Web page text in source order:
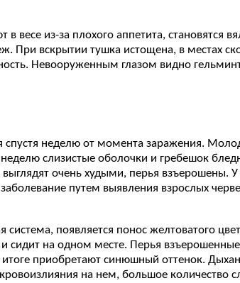
весе из-за плохого аппетита, становятся
При вскрытии тушка истощена, в местах
Невооруженным глазом видно
неделю от момента заражения.
слизистые оболочки и гребешок
выглядят очень худыми, перья взъерошены.
путем выявления взрослых
система, появляется понос желтоватого
и сидит на одном месте. Перья
приобретают синюшный оттенок.
на нем, большое